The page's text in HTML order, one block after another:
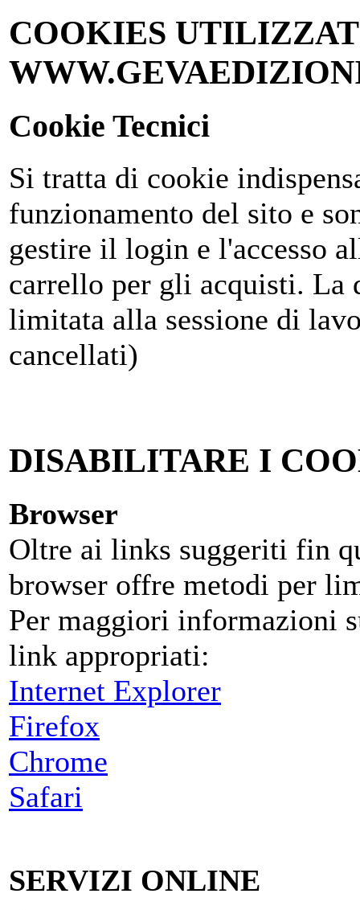
COOKIES
Cookie Tecnici
Si tratta di cookie
funzionamento del sito e
gestire il login e l'accesso
carrello per gli acquisti. La
limitata alla sessione di
cancellati)
DISABILITARE I
Browser
Oltre ai links suggeriti fin
browser offre metodi per
Per maggiori informazioni
link appropriati:
Internet Explorer
Firefox
Chrome
Safari
SERVIZI ONLINE